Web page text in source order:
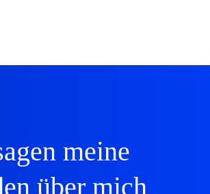
meine
über mich